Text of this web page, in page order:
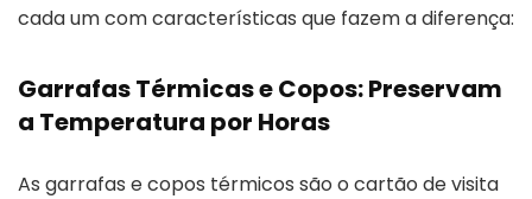
cada um com características que fazem a diferença:
Garrafas Térmicas e Copos: Preservam
a Temperatura por Horas
As garrafas e copos térmicos são o cartão de visita